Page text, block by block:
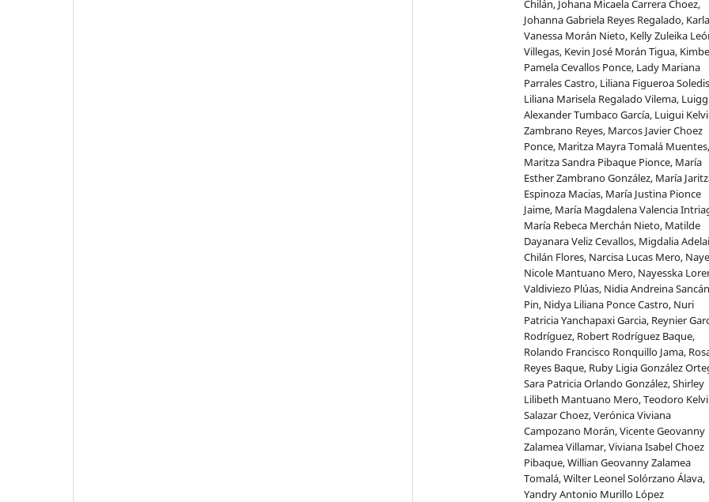
Chilán, Johana Micaela Carrera Choez,
Johanna Gabriela Reyes Regalado, Karla
Vanessa Morán Nieto, Kelly Zuleika
Villegas, Kevin José Morán Tigua,
Pamela Cevallos Ponce, Lady Mariana
Parrales Castro, Liliana Figueroa
Liliana Marisela Regalado Vilema,
Alexander Tumbaco García, Luigui
Zambrano Reyes, Marcos Javier Choez
Ponce, Maritza Mayra Tomalá Muentes,
Maritza Sandra Pibaque Pionce, María
Esther Zambrano González, María
Espinoza Macias, María Justina Pionce
Jaime, María Magdalena Valencia
María Rebeca Merchán Nieto, Matilde
Dayanara Veliz Cevallos, Migdalia
Chilán Flores, Narcisa Lucas Mero,
Nicole Mantuano Mero, Nayesska
Valdiviezo Plúas, Nidia Andreina Sancán
Pin, Nidya Liliana Ponce Castro, Nuri
Patricia Yanchapaxi Garcia, Reynier
Rodríguez, Robert Rodríguez Baque,
Rolando Francisco Ronquillo Jama,
Reyes Baque, Ruby Ligia González
Sara Patricia Orlando González, Shirley
Lilibeth Mantuano Mero, Teodoro
Salazar Choez, Verónica Viviana
Campozano Morán, Vicente Geovanny
Zalamea Villamar, Viviana Isabel Choez
Pibaque, Willian Geovanny Zalamea
Tomalá, Wilter Leonel Solórzano Álava,
Yandry Antonio Murillo López